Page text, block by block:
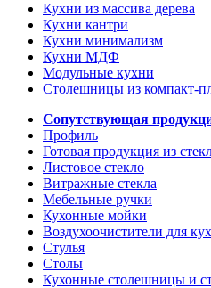
Кухни из массива дерева
Кухни кантри
Кухни минимализм
Кухни МДФ
Модульные кухни
Столешницы из компакт-
Сопутствующая
Профиль
Готовая продукция из
Листовое стекло
Витражные стекла
Мебельные ручки
Кухонные мойки
Воздухоочистители для
Стулья
Столы
Кухонные столешницы и